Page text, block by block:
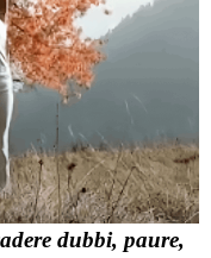
dubbi, paure,